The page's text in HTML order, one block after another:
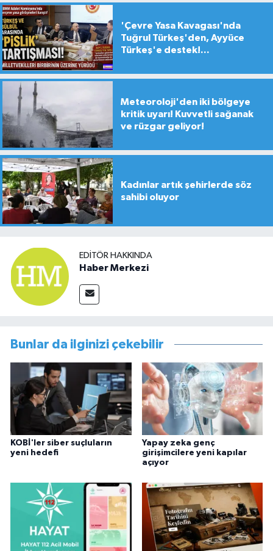
'Çevre Yasa Kavagası'nda
Tuğrul Türkeş'den, Ayyüce
Türkeş'e destek!...
Meteoroloji'den iki bölgeye
kritik uyarı! Kuvvetli sağanak
ve rüzgar geliyor!
Kadınlar artık şehirlerde söz
sahibi oluyor
EDITÖR HAKKINDA
Haber Merkezi
Bunlar da ilginizi çekebilir
KOBİ'ler siber suçluların
yeni hedefi
Yapay zeka genç
girişimcilere yeni kapılar
açıyor